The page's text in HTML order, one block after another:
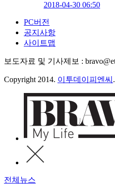
2018-04-30 06:50
PC버전
공지사항
사이트맵
보도자료 및 기사제보 :
Copyright 2014. 이투데이피엔씨
전체뉴스